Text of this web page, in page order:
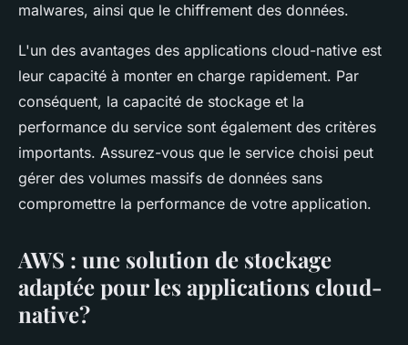
malwares, ainsi que le chiffrement des données.
L'un des avantages des applications cloud-native est
leur capacité à monter en charge rapidement. Par
conséquent, la capacité de stockage et la
performance du service sont également des critères
importants. Assurez-vous que le service choisi peut
gérer des volumes massifs de données sans
compromettre la performance de votre application.
AWS : une solution de stockage
adaptée pour les applications cloud-
native?